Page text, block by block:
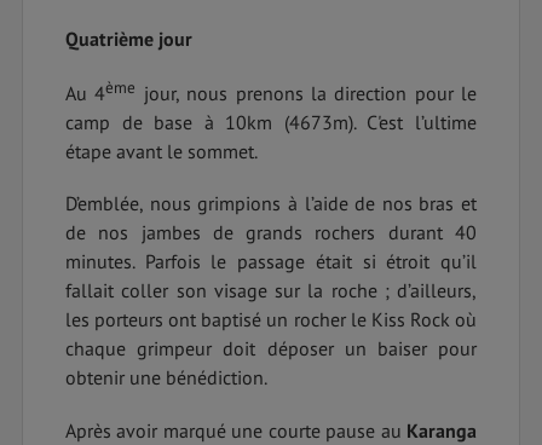
Quatrième jour
Au 4ème jour, nous prenons la direction pour le
camp de base à 10km (4673m). C'est l’ultime
étape avant le sommet.
D’emblée, nous grimpions à l’aide de nos bras et
de nos jambes de grands rochers durant 40
minutes. Parfois le passage était si étroit qu’il
fallait coller son visage sur la roche ; d’ailleurs,
les porteurs ont baptisé un rocher le Kiss Rock où
chaque grimpeur doit déposer un baiser pour
obtenir une bénédiction.
Après avoir marqué une courte pause au Karanga